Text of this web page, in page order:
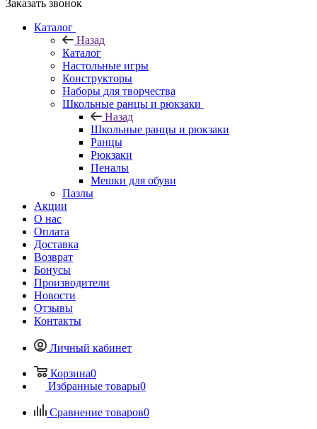
Заказать звонок
Каталог
Назад
Каталог
Настольные игры
Конструкторы
Наборы для творчества
Школьные ранцы и рюкзаки
Назад
Школьные ранцы и рюкзаки
Ранцы
Рюкзаки
Пеналы
Мешки для обуви
Пазлы
Акции
О нас
Оплата
Доставка
Возврат
Бонусы
Производители
Новости
Отзывы
Контакты
Личный кабинет
Корзина0
Избранные товары0
Сравнение товаров0